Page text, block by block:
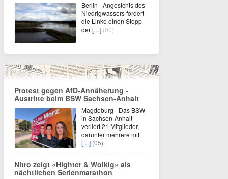
Berlin - Angesichts des
Niedrigwassers fordert
die Linke einen Stopp
der[…] (00)
Protest gegen AfD-Annäherung -
Austritte beim BSW Sachsen-Anhalt
Magdeburg - Das BSW
in Sachsen-Anhalt
verliert 21 Mitglieder,
darunter mehrere mit
[…] (05)
Nitro zeigt «Highter & Wolkig» als
nächtlichen Serienmarathon